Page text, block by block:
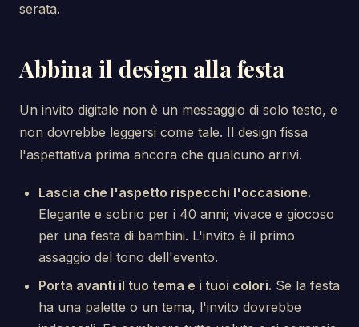
serata.
Abbina il design alla festa
Un invito digitale non è un messaggio di solo testo, e
non dovrebbe leggersi come tale. Il design fissa
l'aspettativa prima ancora che qualcuno arrivi.
Lascia che l'aspetto rispecchi l'occasione.
Elegante e sobrio per i 40 anni; vivace e giocoso
per una festa di bambini. L'invito è il primo
assaggio del tono dell'evento.
Porta avanti il tuo tema e i tuoi colori. Se la festa
ha una palette o un tema, l'invito dovrebbe